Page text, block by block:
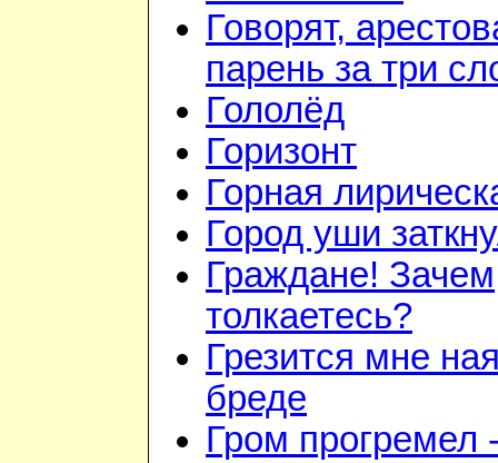
Говорят,
парень за три
Гололёд
Горизонт
Горная
Город уши
Граждане! Зачем
толкаетесь?
Грезится мне
бреде
Гром прогремел